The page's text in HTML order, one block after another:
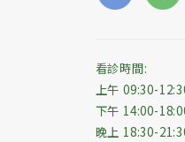
看診時間:
上午 09:30-
下午 14:00-
晚上 18:30-